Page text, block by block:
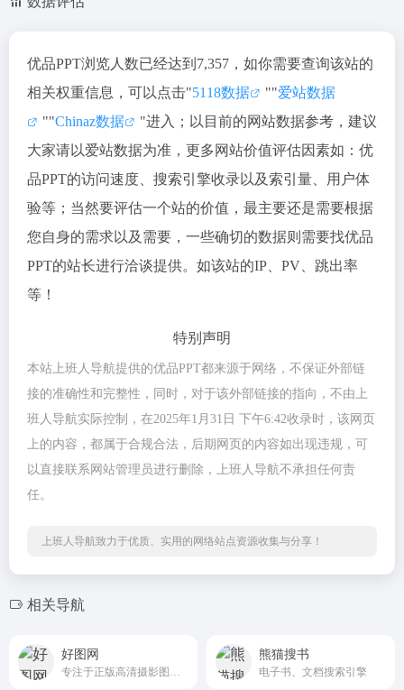
优品PPT浏览人数已经达到7,357，如你需要查询该站的
相关权重信息，可以点击"5118数据 ""爱站数据
""Chinaz数据
"进入；以目前的网站数据参考，建议
大家请以爱站数据为准，更多网站价值评估因素如：优
品PPT的访问速度、搜索引擎收录以及索引量、用户体
验等；当然要评估一个站的价值，最主要还是需要根据
您自身的需求以及需要，一些确切的数据则需要找优品
PPT的站长进行洽谈提供。如该站的IP、PV、跳出率
等！
特别声明
本站上班人导航提供的优品PPT都来源于网络，不保证外部链
接的准确性和完整性，同时，对于该外部链接的指向，不由上
班人导航实际控制，在2025年1月31日 下午6:42收录时，该网页
上的内容，都属于合规合法，后期网页的内容如出现违规，可
以直接联系网站管理员进行删除，上班人导航不承担任何责
任。
上班人导航致力于优质、实用的网络站点资源收集与分享！
相关导航
好图网 熊猫搜书
电子书、文档搜索引擎